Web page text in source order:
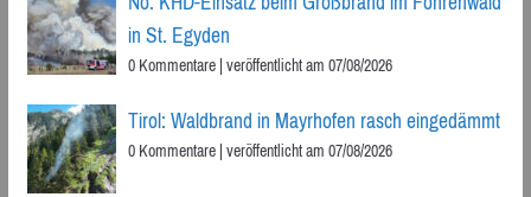
in St. Egyden
0 Kommentare|veröffentlicht am 07/08/2026
Tirol: Waldbrand in Mayrhofen rasch eingedämmt
0 Kommentare|veröffentlicht am 07/08/2026